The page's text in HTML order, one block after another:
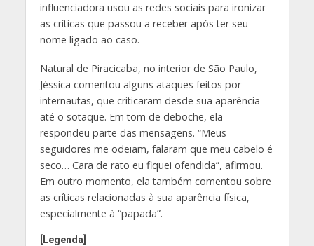
influenciadora usou as redes sociais para ironizar
as críticas que passou a receber após ter seu
nome ligado ao caso.
Natural de Piracicaba, no interior de São Paulo,
Jéssica comentou alguns ataques feitos por
internautas, que criticaram desde sua aparência
até o sotaque. Em tom de deboche, ela
respondeu parte das mensagens. “Meus
seguidores me odeiam, falaram que meu cabelo é
seco… Cara de rato eu fiquei ofendida”, afirmou.
Em outro momento, ela também comentou sobre
as críticas relacionadas à sua aparência física,
especialmente à “papada”.
[Legenda]